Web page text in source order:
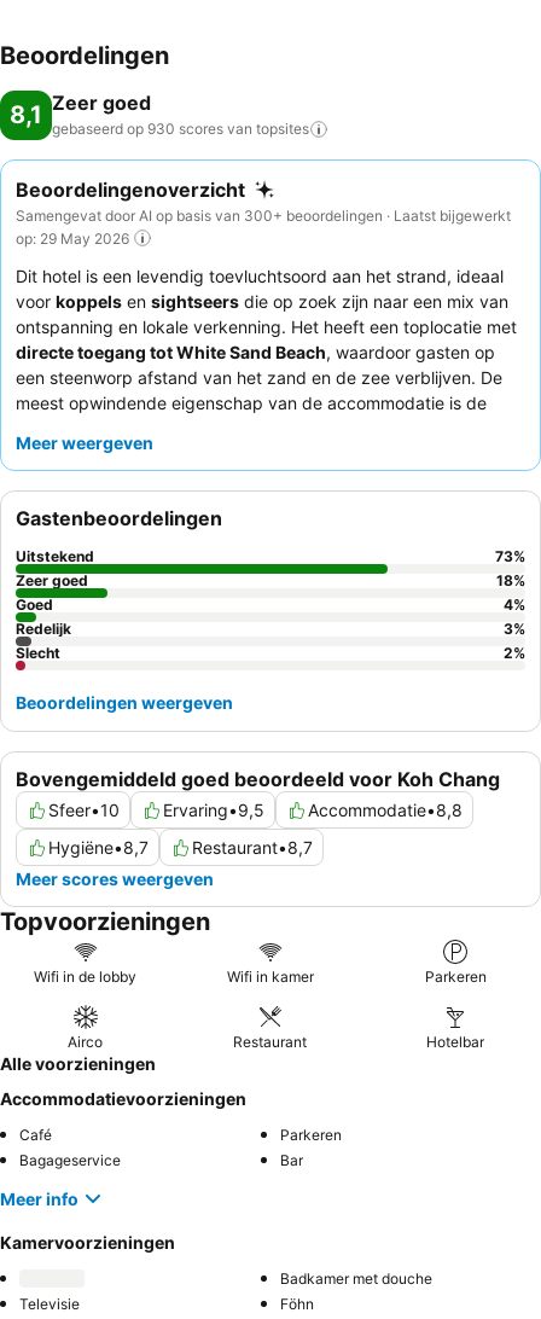
Beoordelingen
8,1 Zeer goed
gebaseerd op 930 scores van topsites
Beoordelingenoverzicht
Samengevat door AI op basis van 300+ beoordelingen · Laatst bijgewerkt
op: 29 May 2026
Dit hotel is een levendig toevluchtsoord aan het strand, ideaal
voor koppels en sightseers die op zoek zijn naar een mix van
ontspanning en lokale verkenning. Het heeft een toplocatie met
directe toegang tot White Sand Beach, waardoor gasten op
een steenworp afstand van het zand en de zee verblijven. De
meest opwindende eigenschap van de accommodatie is de
en pittoreske privé-ervaring bieden. Gasten prijzen consequent
dat wordt geserveerd in het eigen restaurant, dat vaak een
prachtig uitzicht op zee biedt. Voor een echt verwennerijverblijf
kunt u overwegen een kamer met een
te boeken
om te genieten van adembenemende uitzichten op de oceaan
en zonsondergangen.
Meer weergeven
Bovengemiddeld goed beoordeeld voor Koh Chang
Sfeer•10 Ervaring•9,5 Accommodatie•8,8
Hygiëne•8,7 Restaurant•8,7
Meer scores weergeven
Gastenbeoordelingen
Uitstekend 73%
Zeer goed
18%
Goed
4%
Redelijk
3%
Slecht
2%
Beoordelingen weergeven
Topvoorzieningen
Wifi in de lobby Wifi in kamer Parkeren
Airco Restaurant Hotelbar
Alle voorzieningen
Accommodatievoorzieningen
Café
Parkeren
Bagageservice
Bar
Meer info
Kamervoorzieningen
Badkamer met douche
Televisie
Föhn